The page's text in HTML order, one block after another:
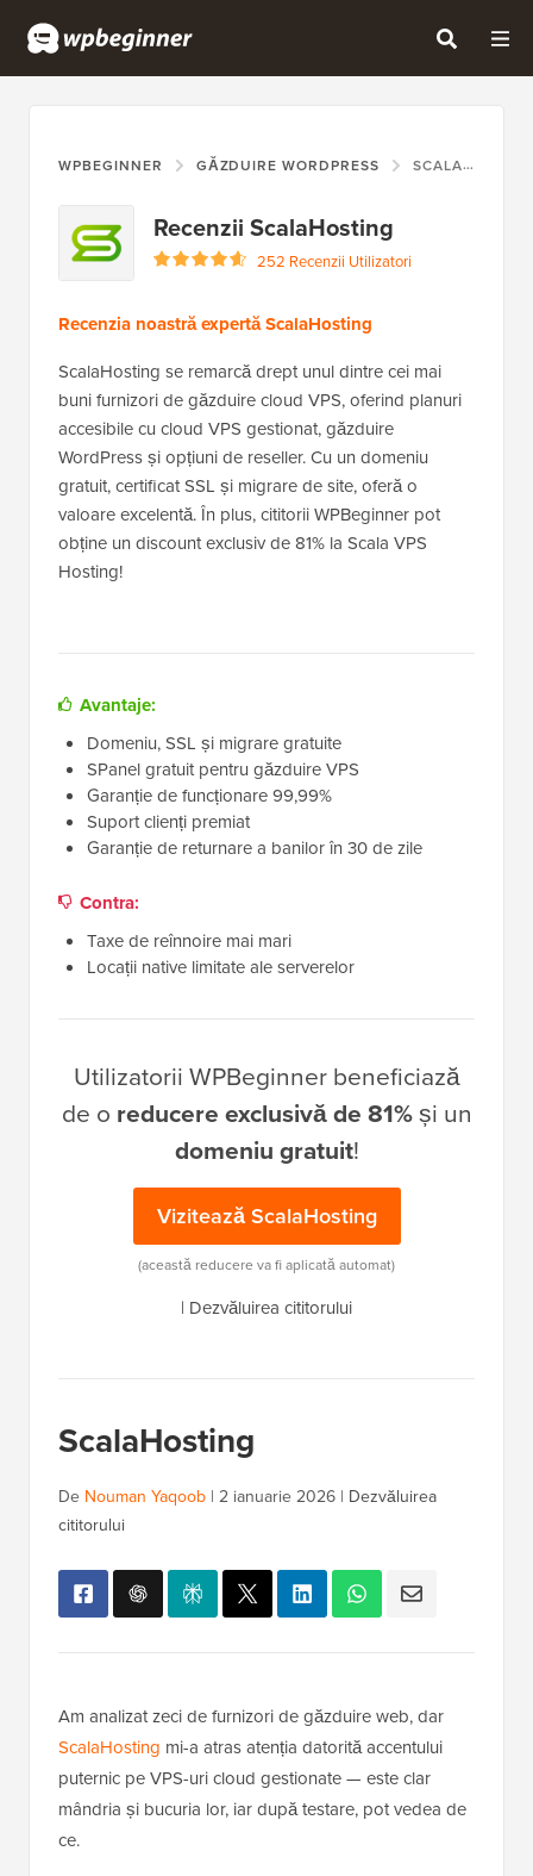
WPBEGINNER GĂZDUIRE WORDPRESS SCALAHOSTING
Recenzii ScalaHosting
252 Recenzii Utilizatori
Recenzia noastră expertă ScalaHosting
ScalaHosting se remarcă drept unul dintre cei mai
buni furnizori de găzduire cloud VPS, oferind planuri
accesibile cu cloud VPS gestionat, găzduire
WordPress și opțiuni de reseller. Cu un domeniu
gratuit, certificat SSL și migrare de site, oferă o
valoare excelentă. În plus, cititorii WPBeginner pot
obține un discount exclusiv de 81% la Scala VPS
Hosting!
Avantaje:
Domeniu, SSL și migrare gratuite
SPanel gratuit pentru găzduire VPS
Garanție de funcționare 99,99%
Suport clienți premiat
Garanție de returnare a banilor în 30 de zile
Contra:
Taxe de reînnoire mai mari
Locații native limitate ale serverelor
Utilizatorii WPBeginner beneficiază
de o reducere exclusivă de 81%și un
domeniu gratuit!
Vizitează ScalaHosting
(această reducere va fi aplicată automat)
| Dezvăluirea cititorului
ScalaHosting
De Nouman Yaqoob | 2 ianuarie 2026 | Dezvăluirea
cititorului
Am analizat zeci de furnizori de găzduire web, dar
ScalaHosting mi-a atras atenția datorită accentului
puternic pe VPS-uri cloud gestionate — este clar
mândria și bucuria lor, iar după testare, pot vedea de
ce.